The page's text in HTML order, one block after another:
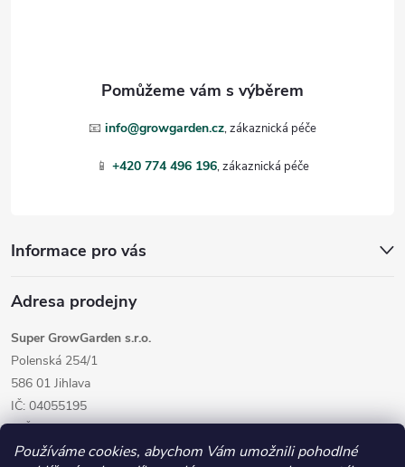
Používáme cookies, abychom Vám umožnili pohodlné
📧 info@growgarden.cz
📱 +420 774 496 196
Informace pro vás
Adresa prodejny
Super GrowGarden s.r.o.
Polenská 254/1
586 01 Jihlava
IČ: 04055195
DIČ: CZ04055195